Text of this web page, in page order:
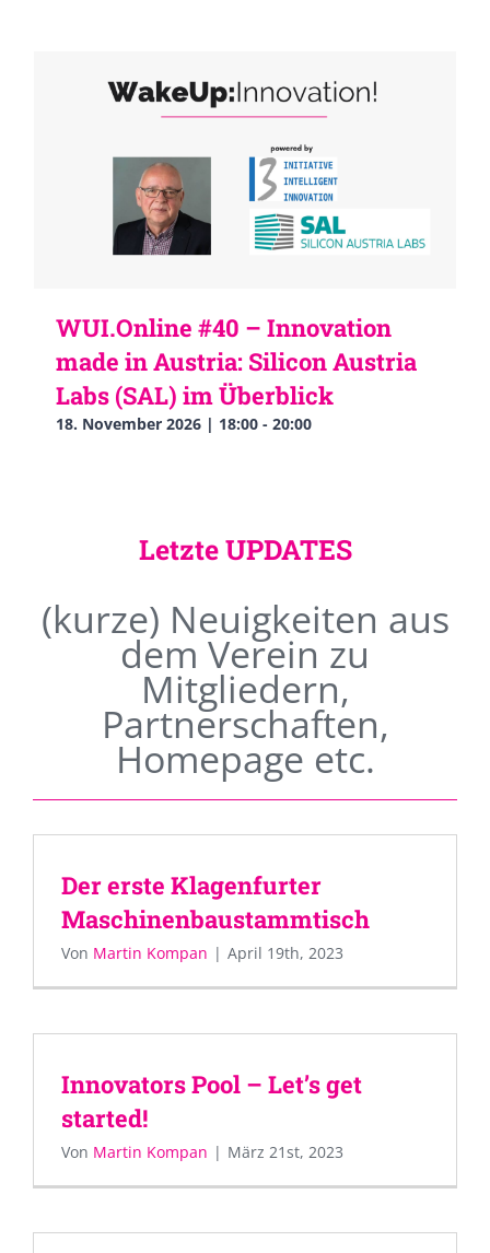
WUI.Online #40 – Innovation
made in Austria: Silicon Austria
Labs (SAL) im Überblick
18. November 2026 | 18:00 - 20:00
Letzte UPDATES
(kurze) Neuigkeiten aus
dem Verein zu
Mitgliedern,
Partnerschaften,
Homepage etc.
Der erste Klagenfurter
Maschinenbaustammtisch
Von Martin Kompan | April 19th, 2023
Innovators Pool – Let’s get
started!
Von Martin Kompan | März 21st, 2023